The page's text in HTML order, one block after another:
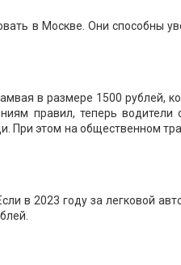
в Москве. Они способны
в размере 1500 рублей,
правил, теперь водители
При этом на общественном
в 2023 году за легковой